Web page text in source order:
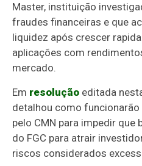
Master, instituição
fraudes financeiras e que
liquidez após crescer
aplicações com
mercado.
Em resolução editada
detalhou como
pelo CMN para impedir que
do FGC para atrair
riscos considerados